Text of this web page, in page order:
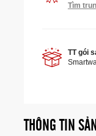
Tìm
TT gói
THÔNG TIN